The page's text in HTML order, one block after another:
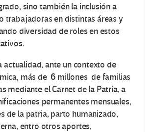
sino también la inclusión a
trabajadoras en distintas áreas y
diversidad de roles en estos
actualidad, ante un contexto de
más de 6 millones de familias
mediante el Carnet de la Patria, a
permanentes mensuales,
de la patria, parto humanizado,
entro otros aportes,